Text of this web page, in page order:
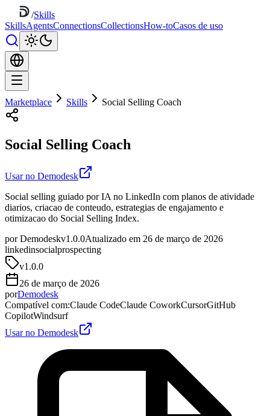
/Skills
SkillsAgentsConnectionsCollectionsHow-toCasos de uso
Marketplace Skills Social Selling Coach
Social Selling Coach
Usar no Demodesk
Social selling guiado por IA no LinkedIn com planos de atividade
diarios, criacao de conteudo, estrategias de engajamento e
otimizacao do Social Selling Index.
por Demodeskv1.0.0Atualizado em 26 de março de 2026
linkedinsocialprospecting
v1.0.0
26 de março de 2026
porDemodesk
Compatível com:Claude CodeClaude CoworkCursorGitHub
CopilotWindsurf
Usar no Demodesk